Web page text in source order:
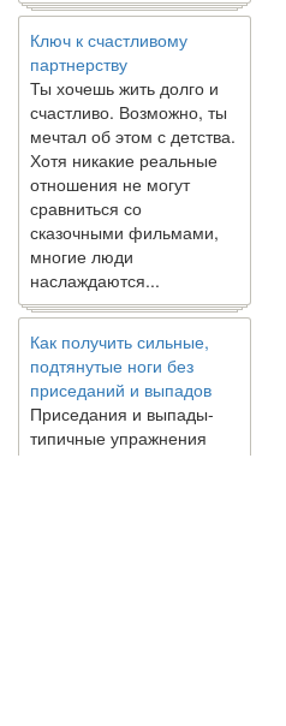
Ключ к счастливому
партнерству
Ты хочешь жить долго и
счастливо. Возможно, ты
мечтал об этом с детства.
Хотя никакие реальные
отношения не могут
сравниться со
сказочными фильмами,
многие люди
наслаждаются...
Как получить сильные,
подтянутые ноги без
приседаний и выпадов
Приседания и выпады-
типичные упражнения
для укрепления мышц